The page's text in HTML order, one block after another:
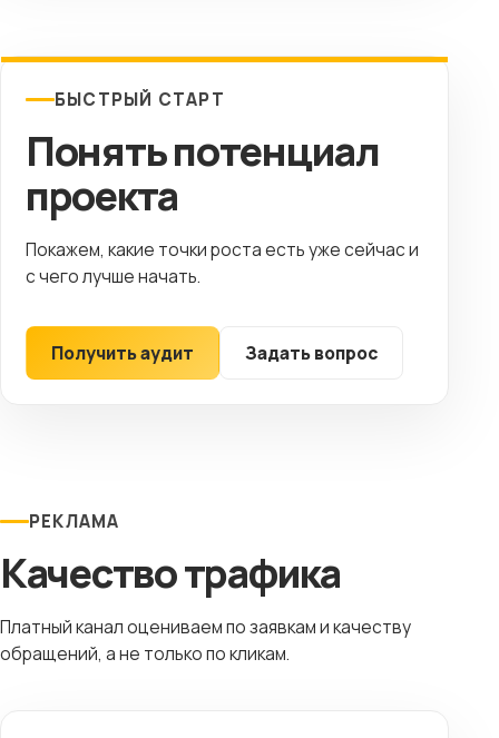
БЫСТРЫЙ СТАРТ
Понять потенциал
проекта
Покажем, какие точки роста есть уже сейчас и
с чего лучше начать.
Получить аудит Задать вопрос
РЕКЛАМА
Качество трафика
Платный канал оцениваем по заявкам и качеству
обращений, а не только по кликам.